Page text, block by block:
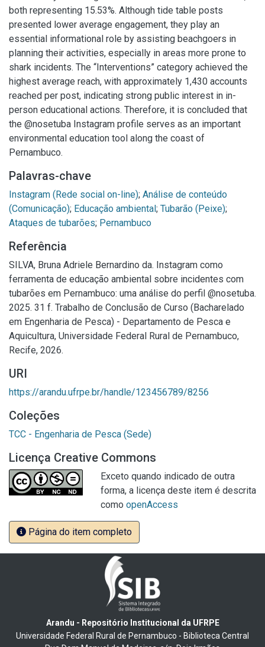
both representing 15.53%. Although tide table posts
presented lower average engagement, they play an
essential informational role by assisting beachgoers in
planning their activities, especially in areas more prone to
shark incidents. The “Interventions” category achieved the
highest average reach, with approximately 1,430 accounts
reached per post, indicating strong public interest in in-
person educational actions. Therefore, it is concluded that
the @nosetuba Instagram profile serves as an important
environmental education tool along the coast of
Pernambuco.
Palavras-chave
Instagram (Rede social on-line); Análise de conteúdo
(Comunicação); Educação ambiental; Tubarão (Peixe);
Ataques de tubarões; Pernambuco
Referência
SILVA, Bruna Adriele Bernardino da. Instagram como
ferramenta de educação ambiental sobre incidentes com
tubarões em Pernambuco: uma análise do perfil @nosetuba.
2025. 31 f. Trabalho de Conclusão de Curso (Bacharelado
em Engenharia de Pesca) - Departamento de Pesca e
Aquicultura, Universidade Federal Rural de Pernambuco,
Recife, 2026.
URI
https://arandu.ufrpe.br/handle/123456789/8256
Coleções
TCC - Engenharia de Pesca (Sede)
Licença Creative Commons
Exceto quando indicado de outra
forma, a licença deste item é descrita
como openAccess
Página do item completo
Arandu - Repositório Institucional da UFRPE
Universidade Federal Rural de Pernambuco - Biblioteca Central